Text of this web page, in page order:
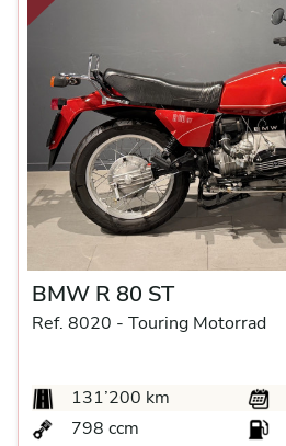
BMW R 80 ST
Ref. 8020 - Touring Motorrad
131’200 km
798 ccm